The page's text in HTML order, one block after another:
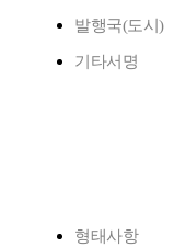
발행국(도시)
기타서명
형태사항